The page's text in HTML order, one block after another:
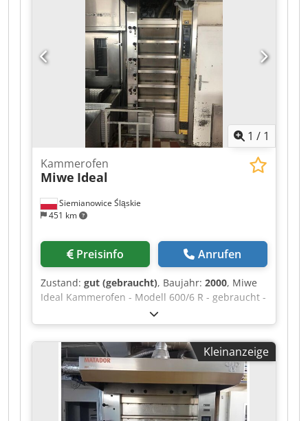
1 / 1
Siemianowice Śląskie
451 km
Kammerofen
Miwe Ideal
Preisinfo Anrufen
Zustand: gut (gebraucht), Baujahr: 2000, Miwe
Ideal Kammerofen - Modell 600/6 R - gebraucht -
Baujahr 2000 - Fläche 6 m² - manuelle Steuerung
Crodpoznwthofx Abpef - 6 Kammern, 0,6 x 1,6 m
- Ablufthaube mit Ventilator - Öl- oder
Gasbrenner - Ofen aus Produktionsreihe - guter
technischer Zustand - Preis auf Anfrage
Kleinanzeige